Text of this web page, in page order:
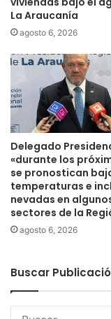
n
o
b
d
r
e
t
a
r
d
o
m
t
a
l
o
s
o
A
g
a
s
A
r
a
u
c
a
a
La Araucanía
agosto 6, 2026
Delegado
«durante los
se pronostican
temperaturas e
nevadas en
sectores de la
agosto 6, 2026
Buscar